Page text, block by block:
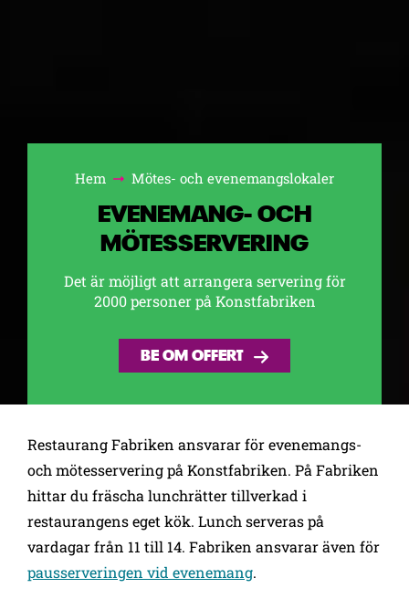
Bläddra:
Hem Mötes- och evenemangslokaler
EVENEMANG- OCH
MÖTESSERVERING
Det är möjligt att arrangera servering för
2000 personer på Konstfabriken
BE OM OFFERT
Restaurang Fabriken ansvarar för evenemangs-
och mötesservering på Konstfabriken. På Fabriken
hittar du fräscha lunchrätter tillverkad i
restaurangens eget kök. Lunch serveras på
vardagar från 11 till 14. Fabriken ansvarar även för
pausserveringen vid evenemang.